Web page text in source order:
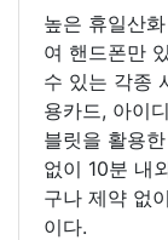
높은 휴일산
여 핸드폰만
수 있는 각종
용카드, 아이
블릿을 활용
없이 10분 내
구나 제약 없
이다.